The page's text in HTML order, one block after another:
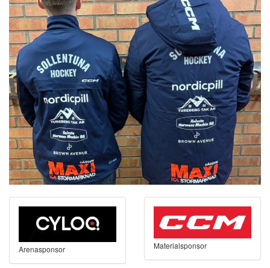
Arenasponsor Materialsponsor